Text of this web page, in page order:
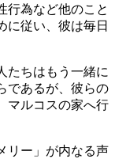
行為など他のこと
に従い、彼は毎日
たちはもう一緒に
であるが、彼らの
マルコスの家へ行
リー」が内なる声